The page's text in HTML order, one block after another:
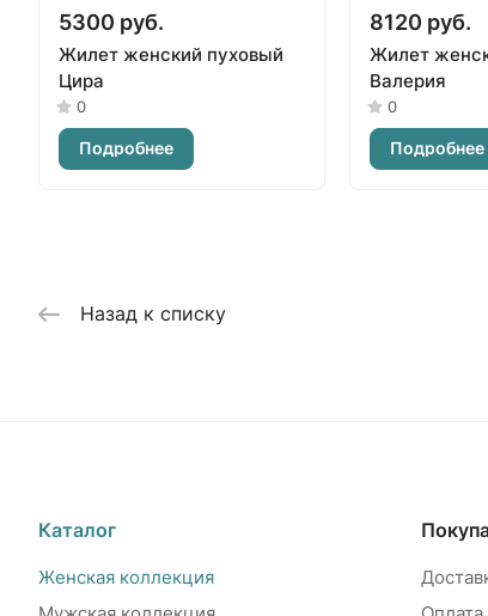
5300 руб.
Жилет женский пуховый
Цира
0
Подробнее
8120 руб.
Жилет
Валерия
0
Подробнее
Назад к списку
Каталог
Женская коллекция